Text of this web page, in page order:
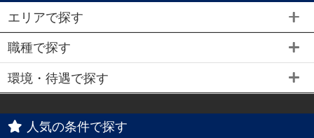
エリアで探す
職種で探す
環境・待遇で探す
人気の条件で探す